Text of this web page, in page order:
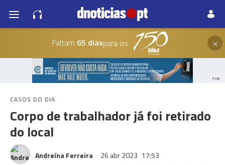
Faltam 65 diaspara os ×
PUB
CASOS DO DIA
Corpo de trabalhador já foi retirado
do local
Andreína Ferreira 26 abr 2023 17:53